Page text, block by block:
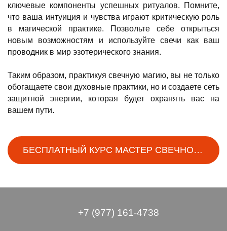
ключевые компоненты успешных ритуалов. Помните,
что ваша интуиция и чувства играют критическую роль
в магической практике. Позвольте себе открыться
новым возможностям и используйте свечи как ваш
проводник в мир эзотерического знания.
Таким образом, практикуя свечную магию, вы не только
обогащаете свои духовные практики, но и создаете сеть
защитной энергии, которая будет охранять вас на
вашем пути.
БЕСПЛАТНЫЙ КУРС МАСТЕР СВЕЧНОЙ МАГИИ
+7 (977) 161-4738